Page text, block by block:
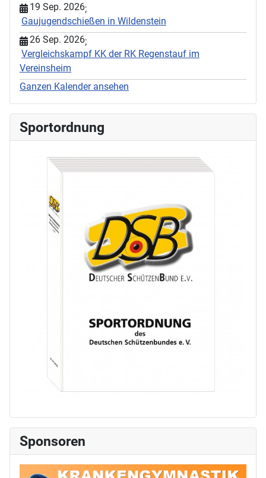
19 Sep. 2026;
Gaujugendschießen in Wildenstein
26 Sep. 2026;
Vergleichskampf KK der RK Regenstauf im
Vereinsheim
Ganzen Kalender ansehen
Sportordnung
Sponsoren